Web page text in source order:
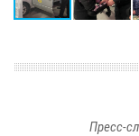
Пресс-